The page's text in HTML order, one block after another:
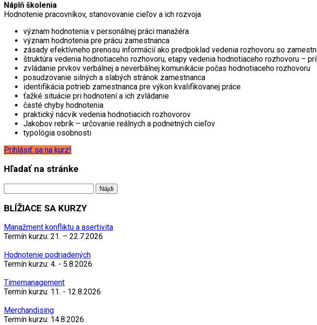
Náplň školenia
Hodnotenie pracovníkov, stanovovanie cieľov a ich rozvoja
význam hodnotenia v personálnej práci manažéra
význam hodnotenia pre prácu zamestnanca
zásady efektívneho prenosu informácií ako predpoklad vedenia rozhovoru so
štruktúra vedenia hodnotiaceho rozhovoru, etapy vedenia hodnotiaceho rozhovoru –
zvládanie prvkov verbálnej a neverbálnej komunikácie počas hodnotiaceho rozhovoru
posudzovanie silných a slabých stránok zamestnanca
identifikácia potrieb zamestnanca pre výkon kvalifikovanej práce
ťažké situácie pri hodnotení a ich zvládanie
časté chyby hodnotenia
praktický nácvik vedenia hodnotiacich rozhovorov
Jakobov rebrík – určovanie reálnych a podnetných cieľov
typológia osobnosti
Prihlásiť sa na kurz!
Hľadať na stránke
BLÍŽIACE SA KURZY
Manažment konfliktu a asertivita
Termín kurzu: 21. – 22.7.2026
Hodnotenie podriadených
Termín kurzu: 4. - 5.8.2026
Timemanagement
Termín kurzu: 11. - 12.8.2026
Merchandising
Termín kurzu: 14.8.2026